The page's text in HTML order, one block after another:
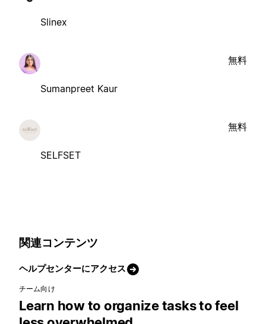
Slinex
Sumanpreet Kaur
無料
SELFSET
無料
関連コンテンツ
ヘルプセンターにアクセス
チーム向け
Learn how to organize tasks to feel